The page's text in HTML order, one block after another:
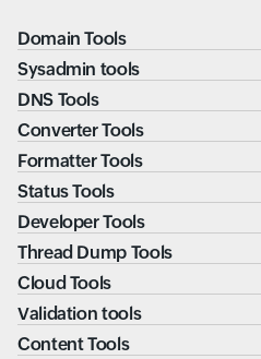
Domain Tools
Sysadmin tools
DNS Tools
Converter Tools
Formatter Tools
Status Tools
Developer Tools
Thread Dump Tools
Cloud Tools
Validation tools
Content Tools